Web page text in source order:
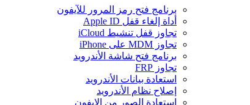
برنامج فتح رمز المرور للآيفون
أداة إلغاء قفل Apple ID
تجاوز قفل تنشيط iCloud
تجاوز MDM على iPhone
برنامج فتح شاشة الأندرويد
تجاوز FRP
استعادة بيانات الأندرويد
إصلاح نظام الأندرويد
استعادة الصور من الايفون